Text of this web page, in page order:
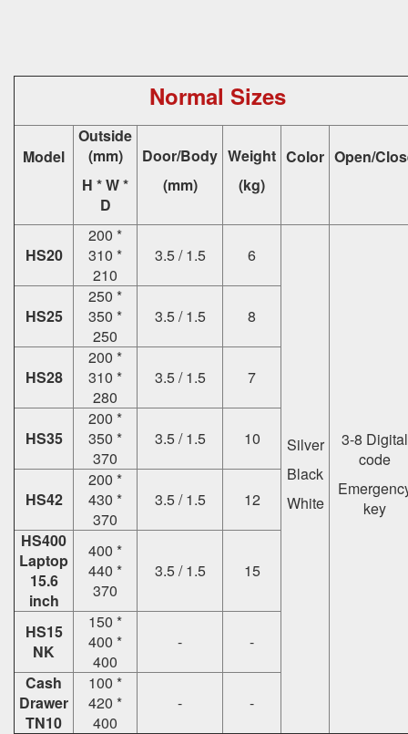
Normal Sizes
Model
Outside
(mm)
H * W *
D
Door/Body
(mm)
Weight
(kg)
Color Open/
HS20
200 *
310 *
210
3.5 / 1.5 6
Silver
Black
White
3-8 Digital
code
key
HS25
250 *
350 *
250
3.5 / 1.5 8
HS28
200 *
310 *
280
3.5 / 1.5 7
HS35
200 *
350 *
370
3.5 / 1.5 10
HS42
200 *
430 *
370
3.5 / 1.5
12
HS400
Laptop
15.6
inch
400 *
440 *
370
3.5 / 1.5 15
HS15
NK
150 *
400 *
400
-
-
Cash
Drawer
TN10
100 *
420 *
400
- -